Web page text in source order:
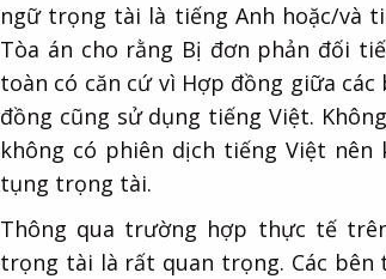
ngữ trọng tài là tiếng Anh hoặc/và
Tòa án cho rằng Bị đơn phản đối
toàn có căn cứ vì Hợp đồng giữa
đồng cũng sử dụng tiếng Việt.
không có phiên dịch tiếng Việt
tụng trọng tài.
Thông qua trường hợp thực tế
trọng tài là rất quan trọng. Các bên